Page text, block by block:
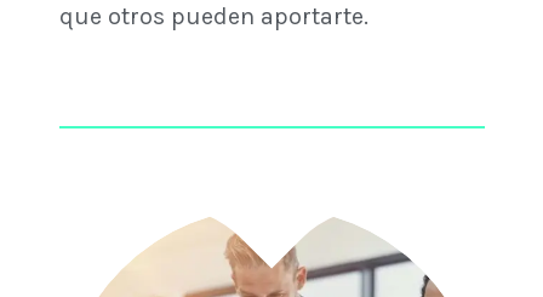
que otros pueden aportarte.